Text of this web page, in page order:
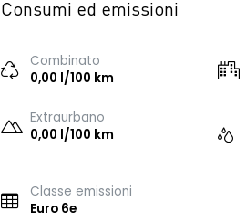
Consumi ed emissioni
Combinato
0,00 l/100 km
Extraurbano
0,00 l/100 km
Classe emissioni
Euro 6e